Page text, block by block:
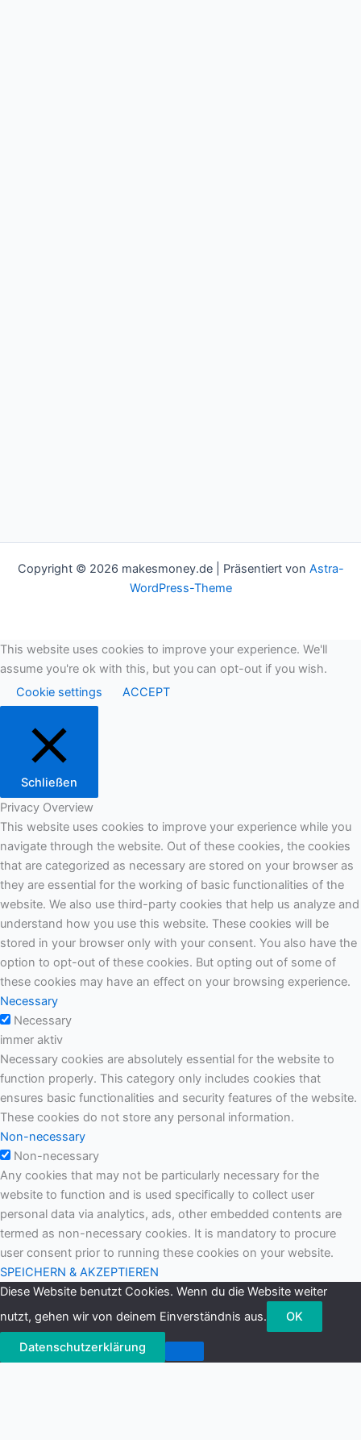
Copyright © 2026 makesmoney.de | Präsentiert von Astra-
WordPress-Theme
This website uses cookies to improve your experience. We'll
assume you're ok with this, but you can opt-out if you wish.
Cookie settings
ACCEPT
Schließen
Privacy Overview
This website uses cookies to improve your experience while you
navigate through the website. Out of these cookies, the cookies
that are categorized as necessary are stored on your browser as
they are essential for the working of basic functionalities of the
website. We also use third-party cookies that help us analyze and
understand how you use this website. These cookies will be
stored in your browser only with your consent. You also have the
option to opt-out of these cookies. But opting out of some of
these cookies may have an effect on your browsing experience.
Necessary
Necessary
immer aktiv
Necessary cookies are absolutely essential for the website to
function properly. This category only includes cookies that
ensures basic functionalities and security features of the website.
These cookies do not store any personal information.
Non-necessary
Non-necessary
Any cookies that may not be particularly necessary for the
website to function and is used specifically to collect user
personal data via analytics, ads, other embedded contents are
termed as non-necessary cookies. It is mandatory to procure
user consent prior to running these cookies on your website.
SPEICHERN & AKZEPTIEREN
Diese Website benutzt Cookies. Wenn du die Website weiter
nutzt, gehen wir von deinem Einverständnis aus.
OK
Datenschutzerklärung